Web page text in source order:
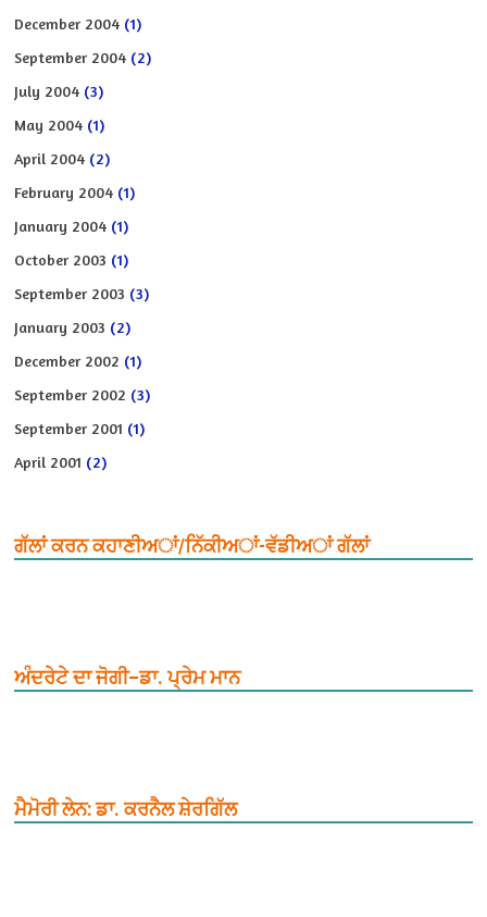
December 2004 (1)
September 2004 (2)
July 2004 (3)
May 2004 (1)
April 2004 (2)
February 2004 (1)
January 2004 (1)
October 2003 (1)
September 2003 (3)
January 2003 (2)
December 2002 (1)
September 2002 (3)
September 2001 (1)
April 2001 (2)
ਗੱਲਾਂ ਕਰਨ ਕਹਾਣੀਅਾਂ/ਨਿੱਕੀਅਾਂ-ਵੱਡੀਅਾਂ ਗੱਲਾਂ
ਅੰਦਰੇਟੇ ਦਾ ਜੋਗੀ–ਡਾ. ਪ੍ਰੇਮ ਮਾਨ
ਮੈਮੋਰੀ ਲੇਨ: ਡਾ. ਕਰਨੈਲ ਸ਼ੇਰਗਿੱਲ